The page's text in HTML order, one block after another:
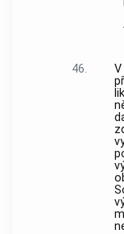
46.